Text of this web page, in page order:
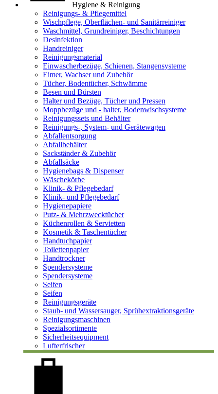
Hygiene & Reinigung
Reinigungs- & Pflegemittel
Wischpflege, Oberflächen- und Sanitärreiniger
Waschmittel, Grundreiniger, Beschichtungen
Desinfektion
Handreiniger
Reinigungsmaterial
Einwascherbezüge, Schienen, Stangensysteme
Eimer, Wachser und Zubehör
Tücher, Bodentücher, Schwämme
Besen und Bürsten
Halter und Bezüge, Tücher und Pressen
Moppbezüge und - halter, Bodenwischsysteme
Reinigungssets und Behälter
Reinigungs-, System- und Gerätewagen
Abfallentsorgung
Abfallbehälter
Sackständer & Zubehör
Abfallsäcke
Hygienebags & Dispenser
Wäschekörbe
Klinik- & Pflegebedarf
Klinik- und Pflegebedarf
Hygienepapiere
Putz- & Mehrzwecktücher
Küchenrollen & Servietten
Kosmetik & Taschentücher
Handtuchpapier
Toilettenpapier
Handtrockner
Spendersysteme
Spendersysteme
Seifen
Seifen
Reinigungsgeräte
Staub- und Wassersauger, Sprühextraktionsgeräte
Reinigungsmaschinen
Spezialsortimente
Sicherheitsequipment
Lufterfrischer